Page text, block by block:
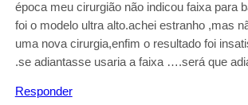
época meu cirurgião não indicou faixa para
foi o modelo ultra alto.achei estranho ,mas
uma nova cirurgia,enfim o resultado foi
.se adiantasse usaria a faixa ….será que
Responder